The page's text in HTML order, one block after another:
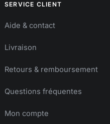
SERVICE CLIENT
Aide & contact
Livraison
Retours & remboursement
Questions fréquentes
Mon compte